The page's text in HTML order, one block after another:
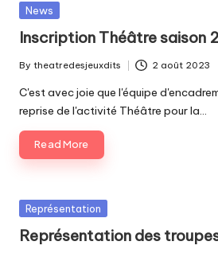
Posted
News
Inscription Théâtre
Posted
by
By theatredesjeuxdits 2 août 2023
C'est avec joie que l'équipe
reprise de l'activité Théâtre pour la…
Read More
Posted
Représentation
Représentation des